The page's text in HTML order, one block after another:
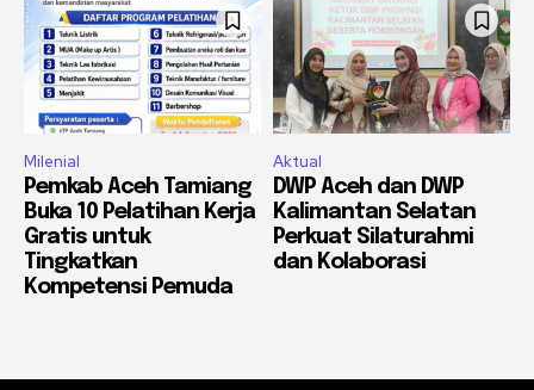
Milenial
Pemkab Aceh Tamiang
Buka 10 Pelatihan Kerja
Gratis untuk
Tingkatkan
Kompetensi Pemuda
Aktual
DWP Aceh dan DWP
Kalimantan Selatan
Perkuat Silaturahmi
dan Kolaborasi